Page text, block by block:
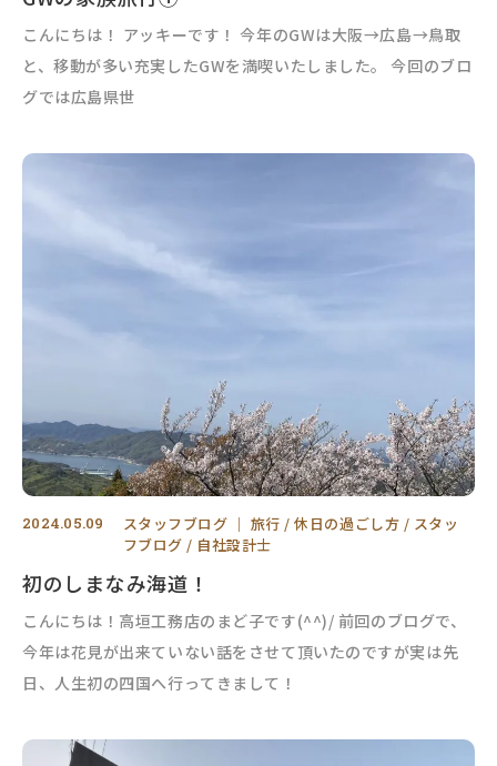
こんにちは！ アッキーです！ 今年のGWは大阪→広島→鳥取
と、移動が多い充実したGWを満喫いたしました。 今回のブロ
グでは広島県世
2024.05.09 スタッフブログ ｜ 旅行 休日の過ごし方
スタッ
フブログ
自社設計士
初のしまなみ海道！
こんにちは！高垣工務店のまど子です(^^)/ 前回のブログで、
今年は花見が出来ていない話をさせて頂いたのですが実は先
日、人生初の四国へ行ってきまして！